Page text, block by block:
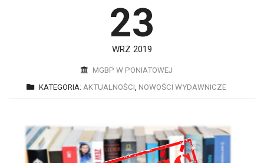
23
WRZ 2019
MGBP W PONIATOWEJ
KATEGORIA: AKTUALNOŚCI, NOWOŚCI WYDAWNICZE